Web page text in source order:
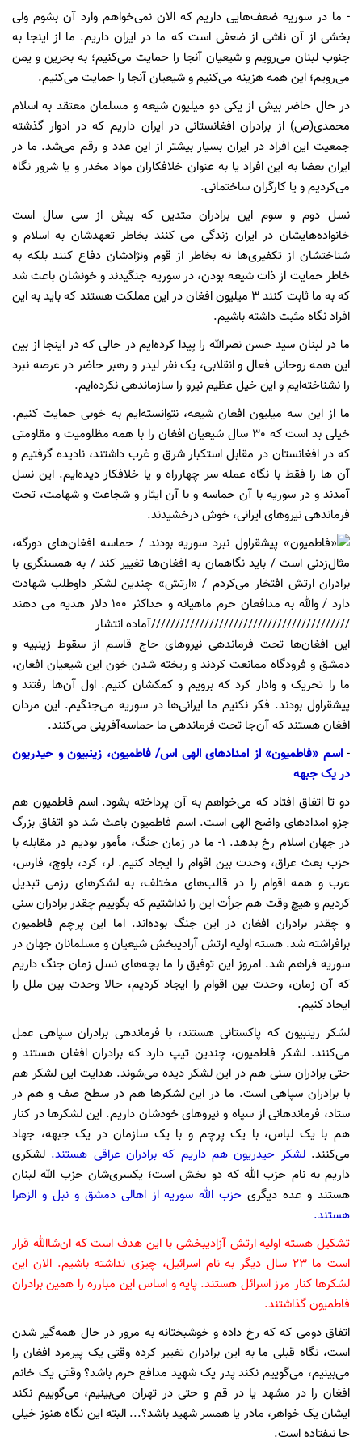
- ما در سوریه ضعف‌هایی داریم که الان نمی‌خواهم وارد آن بشوم ولی
بخشی از آن ناشی از ضعفی است که ما در ایران داریم. ما از اینجا به
جنوب لبنان می‌رویم و شیعیان آنجا را حمایت می‌کنیم؛ به بحرین و یمن
می‌رویم؛ این همه هزینه می‌کنیم و شیعیان آنجا را حمایت می‌کنیم.
در حال حاضر بیش از یکی دو میلیون شیعه و مسلمان معتقد به اسلام
محمدی(ص) از برادران افغانستانی در ایران داریم که در ادوار گذشته
جمعیت این افراد در ایران بسیار بیشتر از این عدد و رقم می‌شد. ما در
ایران بعضا به این افراد یا به عنوان خلافکاران مواد مخدر و یا شرور نگاه
می‌کردیم و یا کارگران ساختمانی.
نسل دوم و سوم این برادران متدین که بیش از سی سال است
خانواده‌هایشان در ایران زندگی می کنند بخاطر تعهدشان به اسلام و
شناختشان از تکفیری‌ها نه بخاطر از قوم ونژادشان دفاع کنند بلکه به
خاطر حمایت از ذات شیعه بودن، در سوریه جنگیدند و خونشان باعث شد
که به ما ثابت کنند 3 میلیون افغان در این مملکت هستند که باید به این
افراد نگاه مثبت داشته باشیم.
ما در لبنان سید حسن نصرالله را پیدا کرده‌ایم در حالی که در اینجا از بین
این همه روحانی فعال و انقلابی، یک نفر لیدر و رهبر حاضر در عرصه نبرد
را نشناخته‌ایم و این خیل عظیم نیرو را سازماندهی نکرده‌ایم.
ما از این سه میلیون افغان شیعه، نتوانسته‌ایم به خوبی حمایت کنیم.
خیلی بد است که 30 سال شیعیان افغان را با همه مظلومیت و مقاومتی
که در افغانستان در مقابل استکبار شرق و غرب داشتند، نادیده گرفتیم و
آن ها را فقط با نگاه عمله سر چهارراه و یا خلافکار دیده‌ایم. این نسل
آمدند و در سوریه با آن حماسه و با آن ایثار و شجاعت و شهامت، تحت
فرماندهی نیروهای ایرانی، خوش درخشیدند.
این افغان‌ها تحت فرماندهی نیروهای حاج قاسم از سقوط زینبیه و
دمشق و فرودگاه ممانعت کردند و ریخته شدن خون این شیعیان افغان،
ما را تحریک و وادار کرد که برویم و کمکشان کنیم. اول آن‌ها رفتند و
پیشقراول بودند. فکر نکنیم ما ایرانی‌ها در سوریه می‌جنگیم. این مردان
افغان هستند که آن‌جا تحت فرماندهی ما حماسه‌آفرینی می‌کنند.
-اسم «فاطمیون» از امدادهای الهی اس/ فاطمیون، زینبیون و حیدریون
در یک جبهه
دو تا اتفاق افتاد که می‌خواهم به آن پرداخته بشود. اسم فاطمیون هم
جزو امدادهای واضح الهی است. اسم فاطمیون باعث شد دو اتفاق بزرگ
در جهان اسلام رخ بدهد. 1- ما در زمان جنگ، مأمور بودیم در مقابله با
حزب بعث عراق، وحدت بین اقوام را ایجاد کنیم. لر، کرد، بلوچ، فارس،
عرب و همه اقوام را در قالب‌های مختلف، به لشکرهای رزمی‌ تبدیل
کردیم و هیچ وقت هم جرأت این را نداشتیم که بگوییم چقدر برادران سنی
و چقدر برادران افغان در این جنگ بوده‌اند. اما این پرچم فاطمیون
برافراشته شد. هسته اولیه ارتش آزادیبخش شیعیان و مسلمانان جهان در
سوریه فراهم شد. امروز این توفیق را ما بچه‌های نسل زمان جنگ داریم
که آن زمان، وحدت بین اقوام را ایجاد کردیم، حالا وحدت بین ملل را
ایجاد کنیم.
لشکر زینبیون که پاکستانی هستند، با فرماندهی برادران سپاهی عمل
می‌کنند. لشکر فاطمیون، چندین تیپ دارد که برادران افغان هستند و
حتی برادران سنی هم در این لشکر دیده می‌شوند. هدایت این لشکر هم
با برادران سپاهی است. ما در این لشکرها هم در سطح صف و هم در
ستاد، فرماندهانی از سپاه و نیروهای خودشان داریم. این لشکرها در کنار
هم با یک لباس، با یک پرچم و با یک سازمان در یک جبهه، جهاد
می‌کنند. لشکر حیدریون هم داریم که برادران عراقی هستند. لشکری
داریم به نام حزب الله که دو بخش است؛ یکسری‌شان حزب الله لبنان
هستند و عده دیگری حزب الله سوریه از اهالی دمشق و نبل و الزهرا
هستند.
تشکیل هسته اولیه ارتش آزادیبخشی با این هدف است که ان‌شا‌الله قرار
است ما 23 سال دیگر به نام اسرائیل، چیزی نداشته باشیم. الان این
لشکرها کنار مرز اسرائل هستند. پایه و اساس این مبارزه را همین برادران
فاطمیون گذاشتند.
اتفاق دومی که که رخ داده و خوشبختانه به مرور در حال همه‌گیر شدن
است، نگاه قبلی ما به این برادران تغییر کرده وقتی یک پیرمرد افغان را
می‌بینیم، می‌گوییم نکند پدر یک شهید مدافع حرم باشد؟ وقتی یک خانم
افغان را در مشهد یا در قم و حتی در تهران می‌بینیم، می‌گوییم نکند
ایشان یک خواهر، مادر یا همسر شهید باشد؟... البته این نگاه هنوز خیلی